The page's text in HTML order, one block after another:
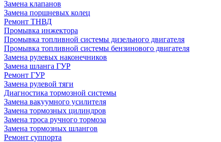
Замена клапанов
Замена поршневых колец
Ремонт ТНВД
Промывка инжектора
Промывка топливной системы дизельного двигателя
Промывка топливной системы бензинового двигателя
Замена рулевых наконечников
Замена шланга ГУР
Ремонт ГУР
Замена рулевой тяги
Диагностика тормозной системы
Замена вакуумного усилителя
Замена тормозных цилиндров
Замена троса ручного тормоза
Замена тормозных шлангов
Ремонт суппорта